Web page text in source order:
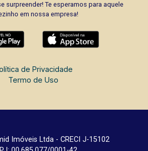
surpreender! Te esperamos para aquele
em nossa empresa!
de Privacidade
Termo de Uso
Imóveis Ltda - CRECI J-15102